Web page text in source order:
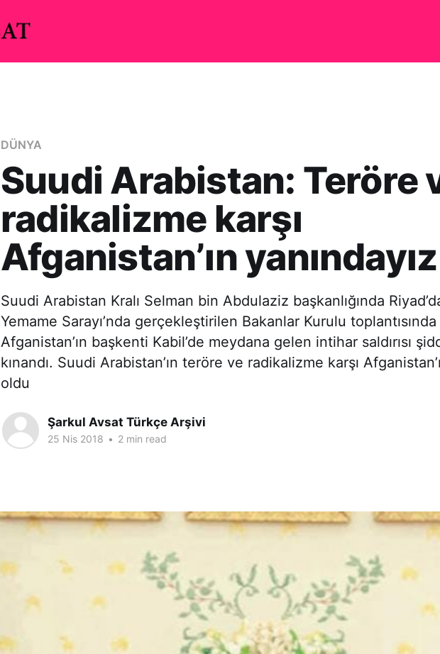
DÜNYA
Suudi Arabistan: Teröre
radikalizme karşı
Afganistan’ın yanındayız
Suudi Arabistan Kralı Selman bin Abdulaziz başkanlığında
Yemame Sarayı’nda gerçekleştirilen Bakanlar Kurulu toplantısında
Afganistan’ın başkenti Kabil’de meydana gelen intihar saldırısı
kınandı. Suudi Arabistan’ın teröre ve radikalizme karşı
oldu
Şarkul Avsat Türkçe Arşivi
25 Nis 2018 • 2 min read